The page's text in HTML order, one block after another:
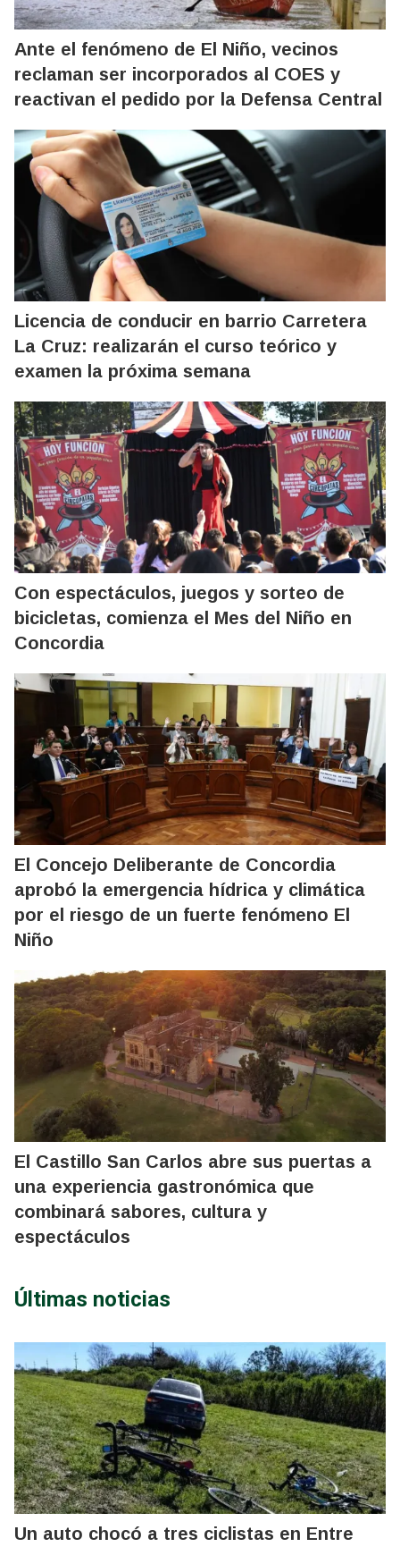
Ante el fenómeno de El Niño, vecinos
reclaman ser incorporados al COES y
reactivan el pedido por la Defensa Central
Licencia de conducir en barrio Carretera
La Cruz: realizarán el curso teórico y
examen la próxima semana
Con espectáculos, juegos y sorteo de
bicicletas, comienza el Mes del Niño en
Concordia
El Concejo Deliberante de Concordia
aprobó la emergencia hídrica y climática
por el riesgo de un fuerte fenómeno El
Niño
El Castillo San Carlos abre sus puertas a
una experiencia gastronómica que
combinará sabores, cultura y
espectáculos
Últimas noticias
Un auto chocó a tres ciclistas en Entre